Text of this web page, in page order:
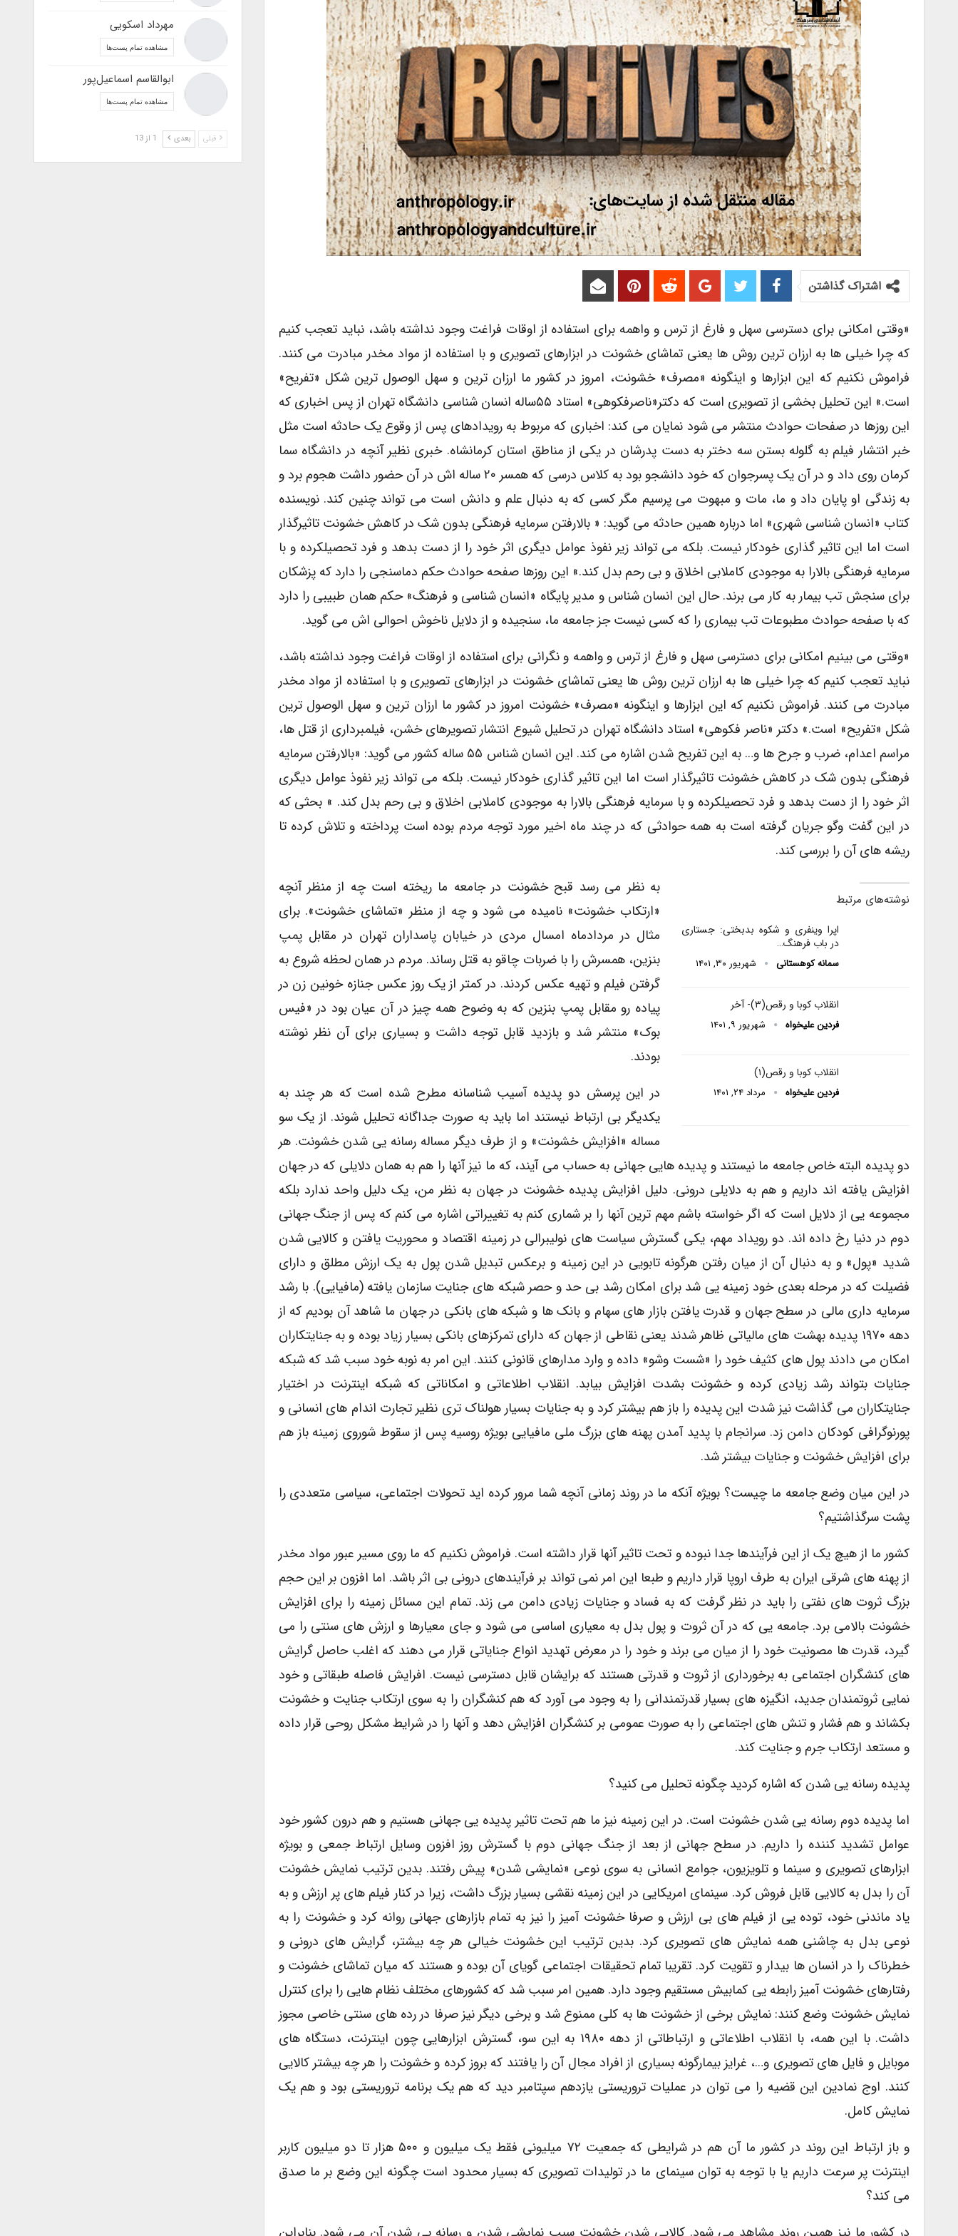
اشتراک گذاشتن
«وقتی امکانی برای دسترسی سهل و فارغ از ترس و واهمه برای استفاده از اوقات فراغت وجود نداشته باشد، نباید تعجب کنیم
که چرا خیلی ها به ارزان ترین روش ها یعنی تماشای خشونت در ابزارهای تصویری و با استفاده از مواد مخدر مبادرت می کنند.
فراموش نکنیم که این ابزارها و اینگونه «مصرف» خشونت، امروز در کشور ما ارزان ترین و سهل الوصول ترین شکل «تفریح»
است.» این تحلیل بخشی از تصویری است که دکتر«ناصرفکوهی» استاد ۵۵ساله انسان شناسی دانشگاه تهران از پس اخباری که
این روزها در صفحات حوادث منتشر می شود نمایان می کند: اخباری که مربوط به رویدادهای پس از وقوع یک حادثه است مثل
خبر انتشار فیلم به گلوله بستن سه دختر به دست پدرشان در یکی از مناطق استان کرمانشاه. خبری نظیر آنچه در دانشگاه سما
کرمان روی داد و در آن یک پسرجوان که خود دانشجو بود به کلاس درسی که همسر ۲۰ ساله اش در آن حضور داشت هجوم برد و
به زندگی او پایان داد و ما، مات و مبهوت می پرسیم مگر کسی که به دنبال علم و دانش است می تواند چنین کند. نویسنده
کتاب «انسان شناسی شهری» اما درباره همین حادثه می گوید: « بالارفتن سرمایه فرهنگی بدون شک در کاهش خشونت تاثیرگذار
است اما این تاثیر گذاری خودکار نیست. بلکه می تواند زیر نفوذ عوامل دیگری اثر خود را از دست بدهد و فرد تحصیلکرده و با
سرمایه فرهنگی بالارا به موجودی کاملابی اخلاق و بی رحم بدل کند.» این روزها صفحه حوادث حکم دماسنجی را دارد که پزشکان
برای سنجش تب بیمار به کار می برند. حال این انسان شناس و مدیر پایگاه «انسان شناسی و فرهنگ» حکم همان طبیبی را دارد
که با صفحه حوادث مطبوعات تب بیماری را که کسی نیست جز جامعه ما، سنجیده و از دلایل ناخوش احوالی اش می گوید.
«وقتی می بینیم امکانی برای دسترسی سهل و فارغ از ترس و واهمه و نگرانی برای استفاده از اوقات فراغت وجود نداشته باشد،
نباید تعجب کنیم که چرا خیلی ها به ارزان ترین روش ها یعنی تماشای خشونت در ابزارهای تصویری و با استفاده از مواد مخدر
مبادرت می کنند. فراموش نکنیم که این ابزارها و اینگونه «مصرف» خشونت امروز در کشور ما ارزان ترین و سهل الوصول ترین
شکل «تفریح» است.» دکتر «ناصر فکوهی» استاد دانشگاه تهران در تحلیل شیوع انتشار تصویرهای خشن، فیلمبرداری از قتل ها،
مراسم اعدام، ضرب و جرح ها و… به این تفریح شدن اشاره می کند. این انسان شناس ۵۵ ساله کشور می گوید: «بالارفتن سرمایه
فرهنگی بدون شک در کاهش خشونت تاثیرگذار است اما این تاثیر گذاری خودکار نیست. بلکه می تواند زیر نفوذ عوامل دیگری
اثر خود را از دست بدهد و فرد تحصیلکرده و با سرمایه فرهنگی بالارا به موجودی کاملابی اخلاق و بی رحم بدل کند. » بحثی که
در این گفت وگو جریان گرفته است به همه حوادثی که در چند ماه اخیر مورد توجه مردم بوده است پرداخته و تلاش کرده تا
ریشه های آن را بررسی کند.
نوشته‌های مرتبط
اپرا وینفری و شکوه بدبختی: جستاری
در باب فرهنگ…
سمانه کوهستانی شهریور ۳۰, ۱۴۰۱
انقلاب کوبا و رقص(۳)- آخر
فردین علیخواه شهریور ۹, ۱۴۰۱
انقلاب کوبا و رقص(۱)
فردین علیخواه مرداد ۲۴, ۱۴۰۱
به نظر می رسد قبح خشونت در جامعه ما ریخته است چه از منظر آنچه
«ارتکاب خشونت» نامیده می شود و چه از منظر «تماشای خشونت». برای
مثال در مردادماه امسال مردی در خیابان پاسداران تهران در مقابل پمپ
بنزین، همسرش را با ضربات چاقو به قتل رساند. مردم در همان لحظه شروع به
گرفتن فیلم و تهیه عکس کردند. در کمتر از یک روز عکس جنازه خونین زن در
پیاده رو مقابل پمپ بنزین که به وضوح همه چیز در آن عیان بود در «فیس
بوک» منتشر شد و بازدید قابل توجه داشت و بسیاری برای آن نظر نوشته
بودند.
در این پرسش دو پدیده آسیب شناسانه مطرح شده است که هر چند به
یکدیگر بی ارتباط نیستند اما باید به صورت جداگانه تحلیل شوند. از یک سو
مساله «افزایش خشونت» و از طرف دیگر مساله رسانه یی شدن خشونت. هر
دو پدیده البته خاص جامعه ما نیستند و پدیده هایی جهانی به حساب می آیند، که ما نیز آنها را هم به همان دلایلی که در جهان
افزایش یافته اند داریم و هم به دلایلی درونی. دلیل افزایش پدیده خشونت در جهان به نظر من، یک دلیل واحد ندارد بلکه
مجموعه یی از دلایل است که اگر خواسته باشم مهم ترین آنها را بر شماری کنم به تغییراتی اشاره می کنم که پس از جنگ جهانی
دوم در دنیا رخ داده اند. دو رویداد مهم، یکی گسترش سیاست های نولیبرالی در زمینه اقتصاد و محوریت یافتن و کالایی شدن
شدید «پول» و به دنبال آن از میان رفتن هرگونه تابویی در این زمینه و برعکس تبدیل شدن پول به یک ارزش مطلق و دارای
فضیلت که در مرحله بعدی خود زمینه یی شد برای امکان رشد بی حد و حصر شبکه های جنایت سازمان یافته (مافیایی). با رشد
سرمایه داری مالی در سطح جهان و قدرت یافتن بازار های سهام و بانک ها و شبکه های بانکی در جهان ما شاهد آن بودیم که از
دهه ۱۹۷۰ پدیده بهشت های مالیاتی ظاهر شدند یعنی نقاطی از جهان که دارای تمرکزهای بانکی بسیار زیاد بوده و به جنایتکاران
امکان می دادند پول های کثیف خود را «شست وشو» داده و وارد مدارهای قانونی کنند. این امر به نوبه خود سبب شد که شبکه
جنایات بتواند رشد زیادی کرده و خشونت بشدت افزایش بیابد. انقلاب اطلاعاتی و امکاناتی که شبکه اینترنت در اختیار
جنایتکاران می گذاشت نیز شدت این پدیده را باز هم بیشتر کرد و به جنایات بسیار هولناک تری نظیر تجارت اندام های انسانی و
پورنوگرافی کودکان دامن زد. سرانجام با پدید آمدن پهنه های بزرگ ملی مافیایی بویژه روسیه پس از سقوط شوروی زمینه باز هم
برای افزایش خشونت و جنایات بیشتر شد.
در این میان وضع جامعه ما چیست؟ بویژه آنکه ما در روند زمانی آنچه شما مرور کرده اید تحولات اجتماعی، سیاسی متعددی را
پشت سرگذاشتیم؟
کشور ما از هیچ یک از این فرآیندها جدا نبوده و تحت تاثیر آنها قرار داشته است. فراموش نکنیم که ما روی مسیر عبور مواد مخدر
از پهنه های شرقی ایران به طرف اروپا قرار داریم و طبعا این امر نمی تواند بر فرآیندهای درونی بی اثر باشد. اما افزون بر این حجم
بزرگ ثروت های نفتی را باید در نظر گرفت که به فساد و جنایات زیادی دامن می زند. تمام این مسائل زمینه را برای افزایش
خشونت بالامی برد. جامعه یی که در آن ثروت و پول بدل به معیاری اساسی می شود و جای معیارها و ارزش های سنتی را می
گیرد، قدرت ها مصونیت خود را از میان می برند و خود را در معرض تهدید انواع جنایاتی قرار می دهند که اغلب حاصل گرایش
های کنشگران اجتماعی به برخورداری از ثروت و قدرتی هستند که برایشان قابل دسترسی نیست. افرایش فاصله طبقاتی و خود
نمایی ثروتمندان جدید، انگیزه های بسیار قدرتمندانی را به وجود می آورد که هم کنشگران را به سوی ارتکاب جنایت و خشونت
بکشاند و هم فشار و تنش های اجتماعی را به صورت عمومی بر کنشگران افزایش دهد و آنها را در شرایط مشکل روحی قرار داده
و مستعد ارتکاب جرم و جنایت کند.
پدیده رسانه یی شدن که اشاره کردید چگونه تحلیل می کنید؟
اما پدیده دوم رسانه یی شدن خشونت است. در این زمینه نیز ما هم تحت تاثیر پدیده یی جهانی هستیم و هم درون کشور خود
عوامل تشدید کننده را داریم. در سطح جهانی از بعد از جنگ جهانی دوم با گسترش روز افزون وسایل ارتباط جمعی و بویژه
ابزارهای تصویری و سینما و تلویزیون، جوامع انسانی به سوی نوعی «نمایشی شدن» پیش رفتند. بدین ترتیب نمایش خشونت
آن را بدل به کالایی قابل فروش کرد. سینمای امریکایی در این زمینه نقشی بسیار بزرگ داشت، زیرا در کنار فیلم های پر ارزش و به
یاد ماندنی خود، توده یی از فیلم های بی ارزش و صرفا خشونت آمیز را نیز به تمام بازارهای جهانی روانه کرد و خشونت را به
نوعی بدل به چاشنی همه نمایش های تصویری کرد. بدین ترتیب این خشونت خیالی هر چه بیشتر، گرایش های درونی و
خطرناک را در انسان ها بیدار و تقویت کرد. تقریبا تمام تحقیقات اجتماعی گویای آن بوده و هستند که میان تماشای خشونت و
رفتارهای خشونت آمیز رابطه یی کمابیش مستقیم وجود دارد. همین امر سبب شد که کشورهای مختلف نظام هایی را برای کنترل
نمایش خشونت وضع کنند: نمایش برخی از خشونت ها به کلی ممنوع شد و برخی دیگر نیز صرفا در رده های سنتی خاصی مجوز
داشت. با این همه، با انقلاب اطلاعاتی و ارتباطاتی از دهه ۱۹۸۰ به این سو، گسترش ابزارهایی چون اینترنت، دستگاه های
موبایل و فایل های تصویری و…، غرایز بیمارگونه بسیاری از افراد مجال آن را یافتند که بروز کرده و خشونت را هر چه بیشتر کالایی
کنند. اوج نمادین این قضیه را می توان در عملیات تروریستی یازدهم سپتامبر دید که هم یک برنامه تروریستی بود و هم یک
نمایش کامل.
و باز ارتباط این روند در کشور ما آن هم در شرایطی که جمعیت ۷۲ میلیونی فقط یک میلیون و ۵۰۰ هزار تا دو میلیون کاربر
اینترنت پر سرعت داریم یا با توجه به توان سینمای ما در تولیدات تصویری که بسیار محدود است چگونه این وضع بر ما صدق
می کند؟
مهرداد اسکویی
مشاهده تمام پست‌ها
ابوالقاسم اسماعیل‌پور
مشاهده تمام پست‌ها
قبلی بعدی 1 از 13